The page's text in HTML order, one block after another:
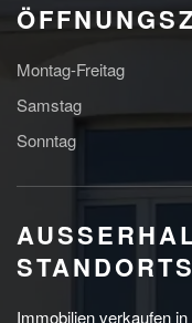
Montag-Freitag
Samstag
Sonntag
TANDORTS
Immobilien verkaufen